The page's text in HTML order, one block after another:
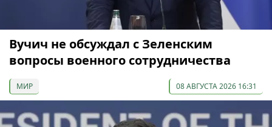
Вучич не обсуждал с Зеленским
вопросы военного сотрудничества
МИР 08 АВГУСТА 2026 16:31